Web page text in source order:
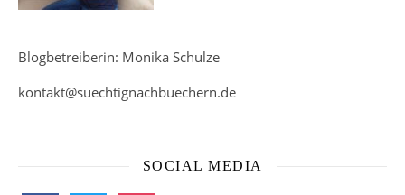
Blogbetreiberin: Monika Schulze
kontakt@suechtignachbuechern.de
SOCIAL MEDIA